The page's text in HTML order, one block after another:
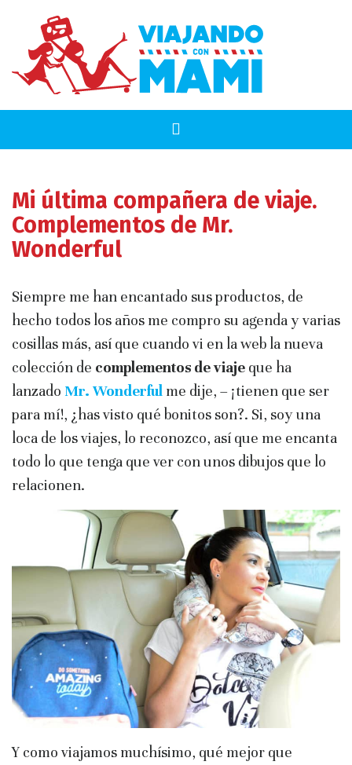
Mi última compañera de viaje.
Complementos de Mr.
Wonderful
Siempre me han encantado sus productos, de
hecho todos los años me compro su agenda y varias
cosillas más, así que cuando vi en la web la nueva
colección de complementos de viaje que ha
lanzado Mr. Wonderful me dije, – ¡tienen que ser
para mí!, ¿has visto qué bonitos son?. Si, soy una
loca de los viajes, lo reconozco, así que me encanta
todo lo que tenga que ver con unos dibujos que lo
relacionen.
Y como viajamos muchísimo, qué mejor que